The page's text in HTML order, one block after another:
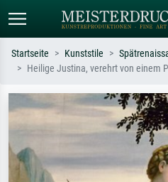
Suchen Sie nach Künstlern, Werktiteln
oder Stilen – z.B. Monet,
Sternennacht, Impressionismus, Welle
Startseite Kunststile
Heilige Justina, verehrt von einem